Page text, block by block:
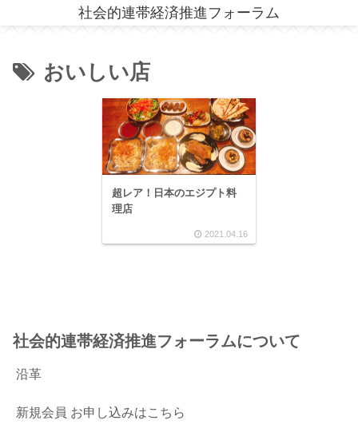
社会的連帯経済推進フォーラム
おいしい店
超レア！日本のエジプト料
理店
2021.04.16
社会的連帯経済推進フォーラムについて
沿革
新規会員 お申し込みはこちら